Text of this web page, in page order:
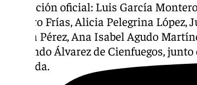
delegación oficial: Luis García
Romero Frías, Alicia Pelegrina López,
Ortega Pérez, Ana Isabel Agudo
Fernando Álvarez de Cienfuegos,
Granada.